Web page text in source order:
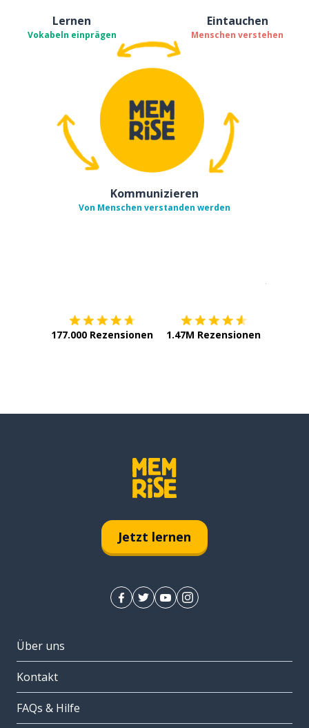
Lernen
Vokabeln einprägen
Eintauchen
Menschen verstehen
Kommunizieren
Von Menschen verstanden werden
177.000 Rezensionen 1.47M Rezensionen
Jetzt lernen
Über uns
Kontakt
FAQs & Hilfe